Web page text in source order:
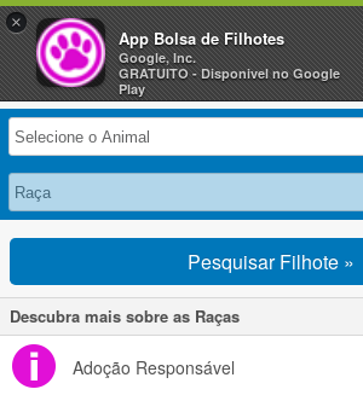
Selecione seu Animal
Pesquisar Filhote »
Descubra mais sobre as Raças
Adoção Responsável
×
App Bolsa de Filhotes
Google, Inc.
GRATUITO - Disponivel no Google
Play